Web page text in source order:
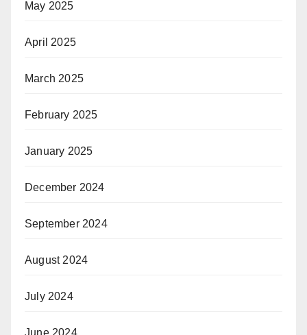
May 2025
April 2025
March 2025
February 2025
January 2025
December 2024
September 2024
August 2024
July 2024